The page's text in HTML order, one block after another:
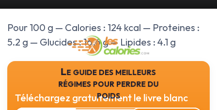
Pour 100 g — Calories : 124 kcal — Proteines :
5.2 g — Glucides : 16.6 g — Lipides : 4.1 g
Le guide des meilleurs
régimes pour perdre du
poids
Téléchargez gratuitement le livre blanc